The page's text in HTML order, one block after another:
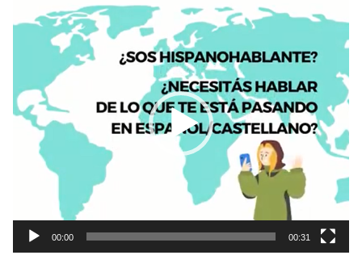
e
d
d
00:00 00:31